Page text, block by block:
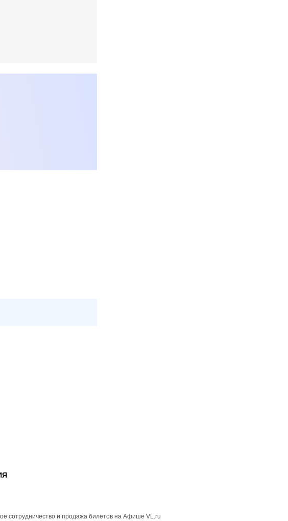
сотрудничество и продажа билетов на Афише VL.ru